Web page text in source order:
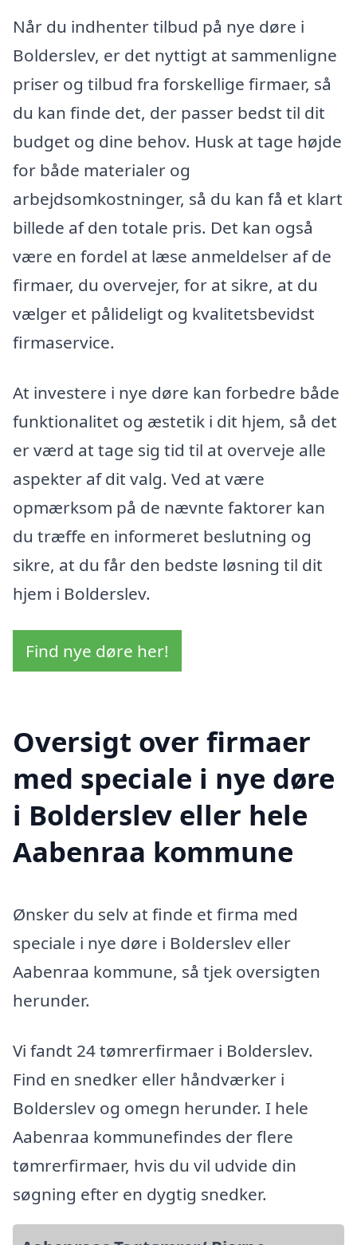
Når du indhenter tilbud på nye døre i
Bolderslev, er det nyttigt at sammenligne
priser og tilbud fra forskellige firmaer, så
du kan finde det, der passer bedst til dit
budget og dine behov. Husk at tage højde
for både materialer og
arbejdsomkostninger, så du kan få et klart
billede af den totale pris. Det kan også
være en fordel at læse anmeldelser af de
firmaer, du overvejer, for at sikre, at du
vælger et pålideligt og kvalitetsbevidst
firmaservice.
At investere i nye døre kan forbedre både
funktionalitet og æstetik i dit hjem, så det
er værd at tage sig tid til at overveje alle
aspekter af dit valg. Ved at være
opmærksom på de nævnte faktorer kan
du træffe en informeret beslutning og
sikre, at du får den bedste løsning til dit
hjem i Bolderslev.
Find nye døre her!
Oversigt over firmaer
med speciale i nye døre
i Bolderslev eller hele
Aabenraa kommune
Ønsker du selv at finde et firma med
speciale i nye døre i Bolderslev eller
Aabenraa kommune, så tjek oversigten
herunder.
Vi fandt 24 tømrerfirmaer i Bolderslev.
Find en snedker eller håndværker i
Bolderslev og omegn herunder. I hele
Aabenraa kommunefindes der flere
tømrerfirmaer, hvis du vil udvide din
søgning efter en dygtig snedker.